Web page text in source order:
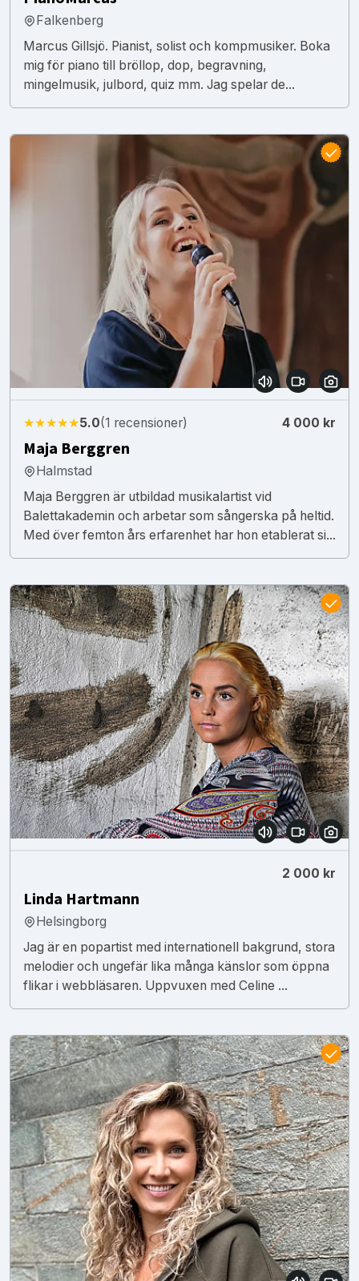
Falkenberg
Marcus Gillsjö. Pianist, solist och kompmusiker. Boka
mig för piano till bröllop, dop, begravning,
mingelmusik, julbord, quiz mm. Jag spelar de...
★★★★★5.0(1 recensioner) 4 000 kr
Maja Berggren
Halmstad
Maja Berggren är utbildad musikalartist vid
Balettakademin och arbetar som sångerska på heltid.
Med över femton års erfarenhet har hon etablerat si...
2 000 kr
Linda Hartmann
Helsingborg
Jag är en popartist med internationell bakgrund, stora
melodier och ungefär lika många känslor som öppna
flikar i webbläsaren. Uppvuxen med Celine ...